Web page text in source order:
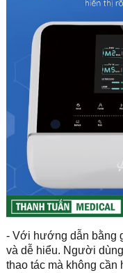
- Với hướng dẫn bằng
và dễ hiểu. Người
thao tác mà không cần